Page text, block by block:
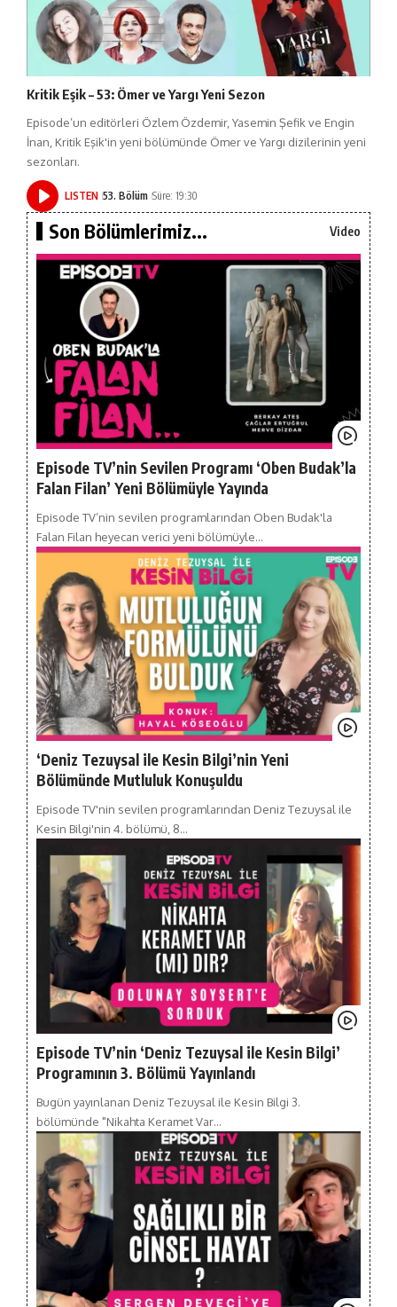
Kritik Eşik – 53: Ömer ve Yargı Yeni Sezon
Episode’un editörleri Özlem Özdemir, Yasemin Şefik ve Engin
İnan, Kritik Eşik'in yeni bölümünde Ömer ve Yargı dizilerinin yeni
sezonları.
LISTEN 53. Bölüm Süre: 19:30
Son Bölümlerimiz... Video
Episode TV’nin Sevilen Programı ‘Oben Budak’la
Falan Filan’ Yeni Bölümüyle Yayında
Episode TV’nin sevilen programlarından Oben Budak'la
Falan Filan heyecan verici yeni bölümüyle…
‘Deniz Tezuysal ile Kesin Bilgi’nin Yeni
Bölümünde Mutluluk Konuşuldu
Episode TV'nin sevilen programlarından Deniz Tezuysal ile
Kesin Bilgi'nin 4. bölümü, 8…
Episode TV’nin ‘Deniz Tezuysal ile Kesin Bilgi’
Programının 3. Bölümü Yayınlandı
Bugün yayınlanan Deniz Tezuysal ile Kesin Bilgi 3.
bölümünde "Nikahta Keramet Var…